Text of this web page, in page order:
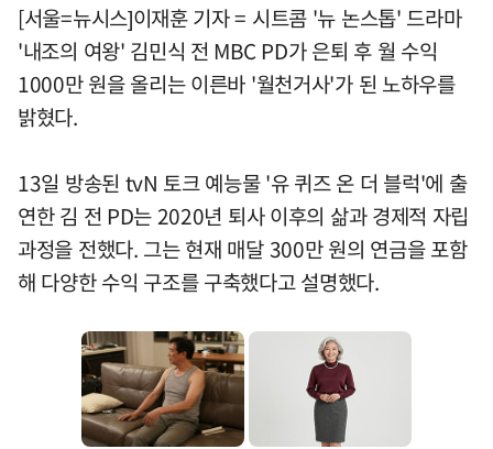
[서울=뉴시스]이재훈 기자 = 시트콤 '뉴 논스톱' 드라마
'내조의 여왕' 김민식 전 MBC PD가 은퇴 후 월 수익
1000만 원을 올리는 이른바 '월천거사'가 된 노하우를
밝혔다.
13일 방송된 tvN 토크 예능물 '유 퀴즈 온 더 블럭'에 출
연한 김 전 PD는 2020년 퇴사 이후의 삶과 경제적 자립
과정을 전했다. 그는 현재 매달 300만 원의 연금을 포함
해 다양한 수익 구조를 구축했다고 설명했다.